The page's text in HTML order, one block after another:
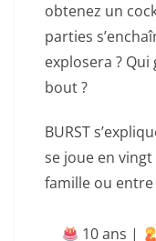
obtenez un
parties
explosera ?
bout ?
BURST
se joue en
famille ou entre
10 ans |